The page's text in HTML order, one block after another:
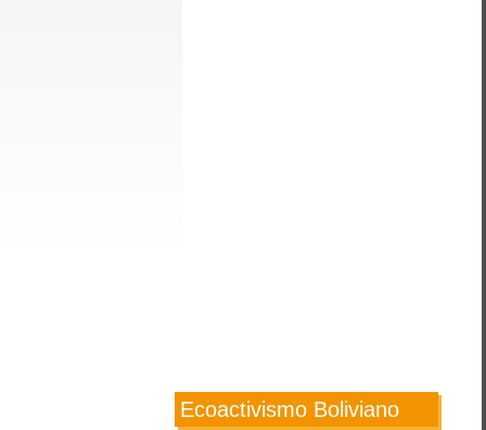
Ecoactivismo Boliviano